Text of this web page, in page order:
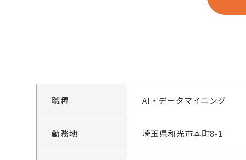
職種 AI・データマイニング
勤務地 埼玉県和光市本町8-1